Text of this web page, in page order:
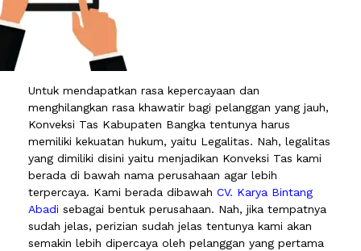
Untuk mendapatkan rasa kepercayaan dan
menghilangkan rasa khawatir bagi pelanggan yang jauh,
Konveksi Tas Kabupaten Bangka tentunya harus
memiliki kekuatan hukum, yaitu Legalitas. Nah, legalitas
yang dimiliki disini yaitu menjadikan Konveksi Tas kami
berada di bawah nama perusahaan agar lebih
terpercaya. Kami berada dibawah CV. Karya Bintang
Abadi sebagai bentuk perusahaan. Nah, jika tempatnya
sudah jelas, perizian sudah jelas tentunya kami akan
semakin lebih dipercaya oleh pelanggan yang pertama